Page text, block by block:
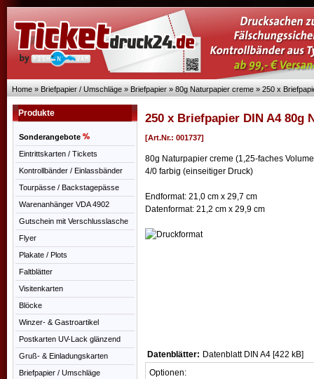
Home » Briefpapier / Umschläge » Briefpapier » 80g Naturpapier creme » 250 x
Produkte
Sonderangebote
Eintrittskarten / Tickets
Kontrollbänder / Einlassbänder
Tourpässe / Backstagepässe
Warenanhänger VDA 4902
Gutschein mit Verschlusslasche
Flyer
Plakate / Plots
Faltblätter
Visitenkarten
Blöcke
Winzer- & Gastroartikel
Postkarten UV-Lack glänzend
Gruß- & Einladungskarten
Briefpapier / Umschläge
250 x Briefpapier DIN A4 80g
[Art.Nr.: 001737]
80g Naturpapier creme (1,25-faches
4/0 farbig (einseitiger Druck)
Endformat: 21,0 cm x 29,7 cm
Datenformat: 21,2 cm x 29,9 cm
Datenblätter: Datenblatt DIN A4 [422 kB]
Optionen: